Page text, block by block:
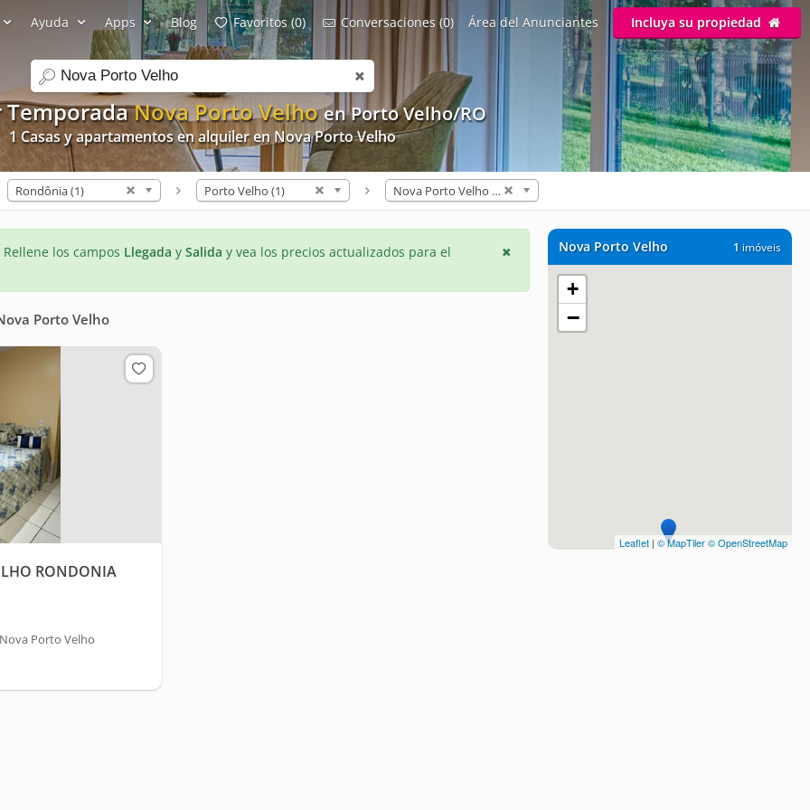
TemporadaNova Porto Velho en Porto Velho/RO
1 Casas y apartamentos en alquiler en Nova Porto Velho
search
Ayuda Apps Blog Favoritos (0) Conversaciones (0) Área del Anunciantes Incluya su propiedad
Rondônia (1) Porto Velho (1) Nova Porto Velho (1)
1 imóveis
Nova Porto Velho
+
−
Leaflet | © MapTiler© OpenStreetMap
Rellene los campos Llegada y Salida y vea los precios actualizados para el
Porto Velho
RONDONIA
Porto Velho